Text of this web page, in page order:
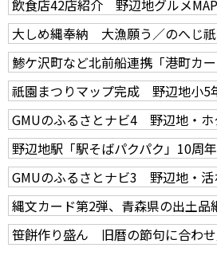
飲食店42店紹介 野辺地グルメ
大しめ縄奉納 大漁願う／のへじ
鯵ケ沢町など北前船連携「港町カー
祇園まつりマップ完成 野辺地小5
GMUのふるさとナビ4 野辺地・ホ
野辺地駅「駅そばパクパク」10周年
GMUのふるさとナビ3 野辺地・活
縄文カード第2弾、青森県の出土品
笹餅作り盛ん 旧暦の節句に合わ